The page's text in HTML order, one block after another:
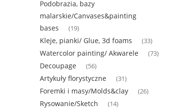
Podobrazia, bazy
malarskie/Canvases&painting
bases
(19)
Kleje, pianki/ Glue, 3d foams (33)
Watercolor painting/ Akwarele (73)
Decoupage (56)
Artykuły florystyczne (31)
Foremki i masy/Molds&clay (26)
Rysowanie/Sketch (14)